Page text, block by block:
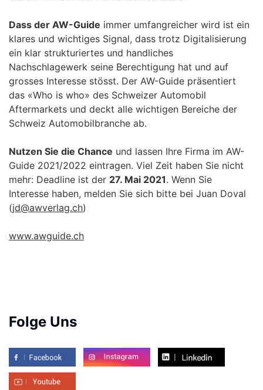
Dass der AW-Guide immer umfangreicher wird ist ein
klares und wichtiges Signal, dass trotz Digitalisierung
ein klar strukturiertes und handliches
Nachschlagewerk seine Berechtigung hat und auf
grosses Interesse stösst. Der AW-Guide präsentiert
das «Who is who» des Schweizer Automobil
Aftermarkets und deckt alle wichtigen Bereiche der
Schweiz Automobilbranche ab.
Nutzen Sie die Chance und lassen Ihre Firma im AW-
Guide 2021/2022 eintragen. Viel Zeit haben Sie nicht
mehr: Deadline ist der 27. Mai 2021. Wenn Sie
Interesse haben, melden Sie sich bitte bei Juan Doval
(jd@awverlag.ch)
www.awguide.ch
Folge Uns